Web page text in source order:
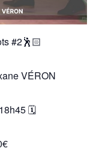
#2🕺🏻
VÉRON
🗓️